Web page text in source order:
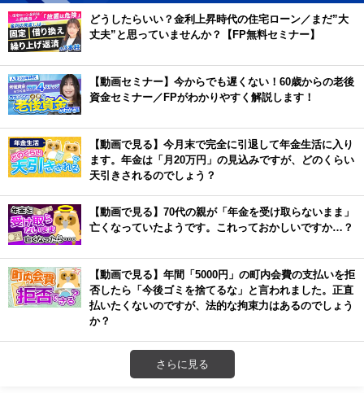
どうしたらいい？金利上昇時代の住宅ローン／まだ”大
丈夫”と思っていませんか？【FP無料セミナー】
【動画セミナー】今からでも遅くない！60歳からの老後
資金セミナー／FPがわかりやすく解説します！
【動画で見る】今月末で完全に引退して年金生活に入り
ます。年金は「月20万円」の見込みですが、どのくらい
天引きされるのでしょう？
【動画で見る】70代の親が「年金を受け取らないまま」
亡くなっていたようです。これっておかしいですか…？
【動画で見る】年間「5000円」の町内会費の支払いを拒
否したら「今後ゴミを捨てるな」と言われました。正直
払いたくないのですが、法的な拘束力はあるのでしょう
か？
さらに見る